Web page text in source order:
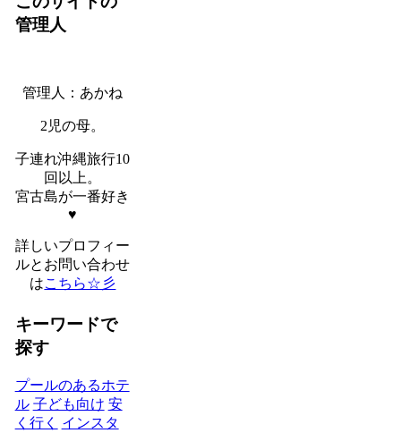
管理人
管理人：あかね
2児の母。
子連れ沖縄旅行10
回以上。
宮古島が一番好き
♥
詳しいプロフィー
ルとお問い合わせ
はこちら☆彡
キーワードで
探す
プールのあるホテ
ル 子ども向け 安
く行く
インスタ